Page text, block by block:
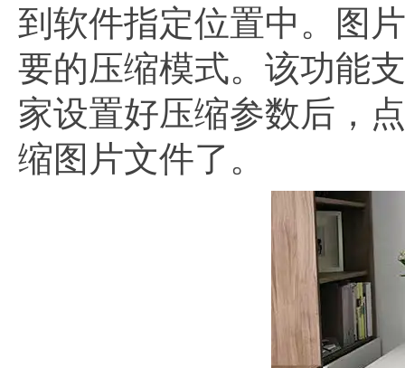
到软件指定位置中。图
要的压缩模式。该功能
家设置好压缩参数后，
缩图片文件了。